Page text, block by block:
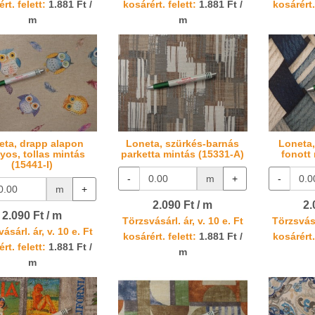
felett: 1.881 Ft /
m
kosárért. felett: 1.881 Ft /
m
drapp alapon
tollas mintás
(15441-I)
m +
2.090 Ft / m
ár, v. 10 e. Ft
felett: 1.881 Ft /
m
Loneta, szürkés-barnás
parketta mintás (15331-A)
- m +
2.090 Ft / m
Törzsvásárl. ár, v. 10 e. Ft
kosárért. felett: 1.881 Ft /
m
fonott
-